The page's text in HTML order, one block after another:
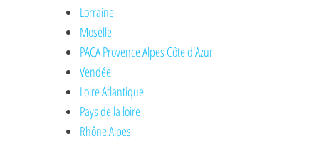
Lorraine
Moselle
PACA Provence Alpes Côte d'Azur
Vendée
Loire Atlantique
Pays de la loire
Rhône Alpes